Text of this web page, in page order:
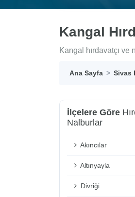
Kangal
Kangal hırdavatçı ve
Ana Sayfa Sivas
İlçelere Göre
Nalburlar
Akıncılar
Altınyayla
Divriği